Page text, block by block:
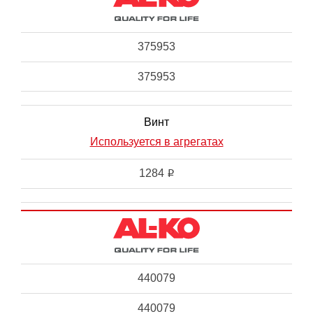
375953
375953
Винт
Используется в агрегатах
1284 i
440079
440079